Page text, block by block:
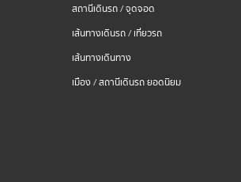
สถานีเดินรถ / จุดจอด
เส้นทางเดินรถ / เที่ยวรถ
เส้นทางเดินทาง
เมือง / สถานีเดินรถ ยอดนิยม